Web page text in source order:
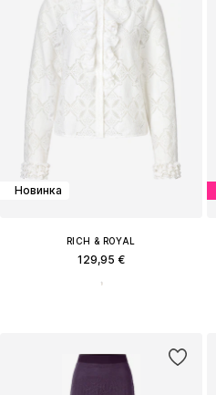
Новинка
RICH & ROYAL
129,95 €